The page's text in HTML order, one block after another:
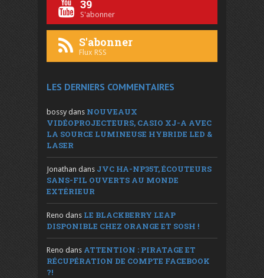
39
S'abonner
S'abonner
Flux RSS
LES DERNIERS COMMENTAIRES
bossy dans NOUVEAUX
VIDÉOPROJECTEURS, CASIO XJ-A AVEC
LA SOURCE LUMINEUSE HYBRIDE LED &
LASER
Jonathan dans JVC HA-NP35T, ÉCOUTEURS
SANS-FIL OUVERTS AU MONDE
EXTÉRIEUR
Reno dans LE BLACKBERRY LEAP
DISPONIBLE CHEZ ORANGE ET SOSH !
Reno dans ATTENTION : PIRATAGE ET
RÉCUPÉRATION DE COMPTE FACEBOOK
?!